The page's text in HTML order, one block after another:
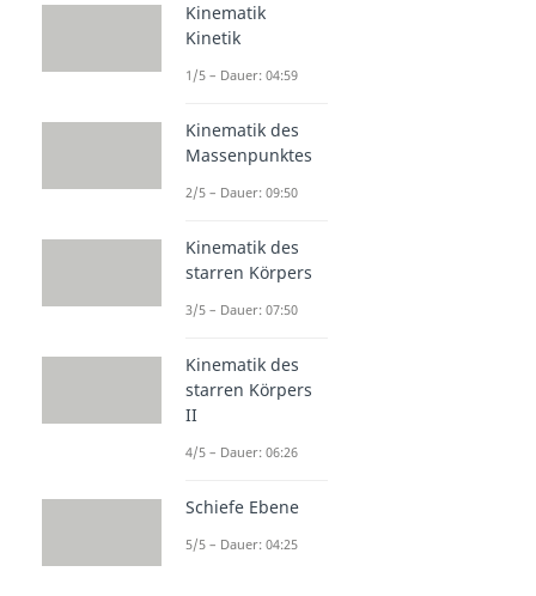
Kinematik
Kinetik
1/5 – Dauer: 04:59
Kinematik des
Massenpunktes
2/5 – Dauer: 09:50
Kinematik des
starren Körpers
3/5 – Dauer: 07:50
Kinematik des
starren Körpers
II
4/5 – Dauer: 06:26
Schiefe Ebene
5/5 – Dauer: 04:25